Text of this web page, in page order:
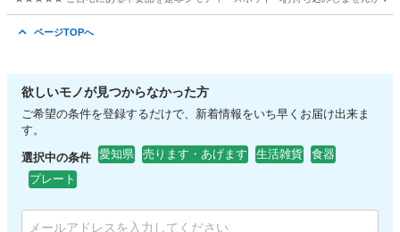
ページTOPへ
欲しいモノが見つからなかった方
ご希望の条件を登録するだけで、新着情報をいち早くお届け出来ま
す。
選択中の条件 愛知県 売ります・あげます 生活雑貨
食器
プレート